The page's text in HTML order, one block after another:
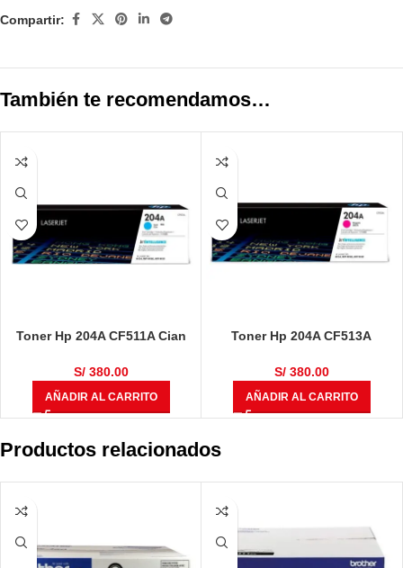
Compartir:
También te recomendamos…
Toner Hp 204A CF511A Cian
Páginas
S/380.00
AÑADIR AL CARRITO
Toner Hp 204A CF513A
M181 900 Páginas
S/380.00
AÑADIR AL CARRITO
Productos relacionados